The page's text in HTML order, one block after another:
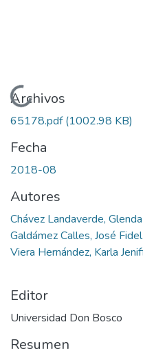
Cargando...
Archivos
65178.pdf(1002.98 KB)
Fecha
2018-08
Autores
Chávez Landaverde,
Galdámez Calles, José
Viera Hernández, Karla
Editor
Universidad Don Bosco
Resumen